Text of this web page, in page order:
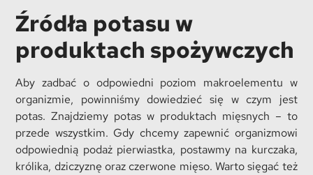
Źródła potasu w
produktach spożywczych
Aby zadbać o odpowiedni poziom makroelementu w
organizmie, powinniśmy dowiedzieć się w czym jest
potas. Znajdziemy potas w produktach mięsnych – to
przede wszystkim. Gdy chcemy zapewnić organizmowi
odpowiednią podaż pierwiastka, postawmy na kurczaka,
królika, dziczyznę oraz czerwone mięso. Warto sięgać też